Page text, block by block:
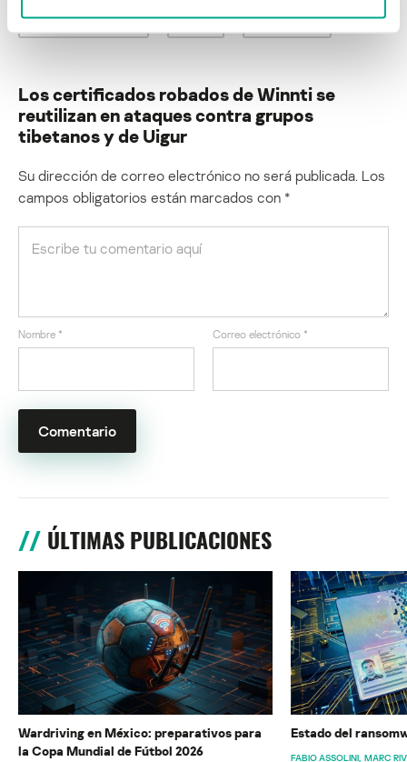
Los certificados robados de Winnti se
reutilizan en ataques contra grupos
tibetanos y de Uigur
Su dirección de correo electrónico no será publicada. Los
campos obligatorios están marcados con *
Nombre * Correo electrónico *
ÚLTIMAS PUBLICACIONES
Wardriving en México: preparativos para
la Copa Mundial de Fútbol 2026
Estado del
FABIO ASSOLINI MARC